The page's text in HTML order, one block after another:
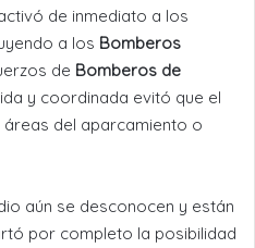
de inmediato a los
a los Bomberos
de Bomberos de
y coordinada evitó que el
del aparcamiento o
aún se desconocen y están
por completo la posibilidad